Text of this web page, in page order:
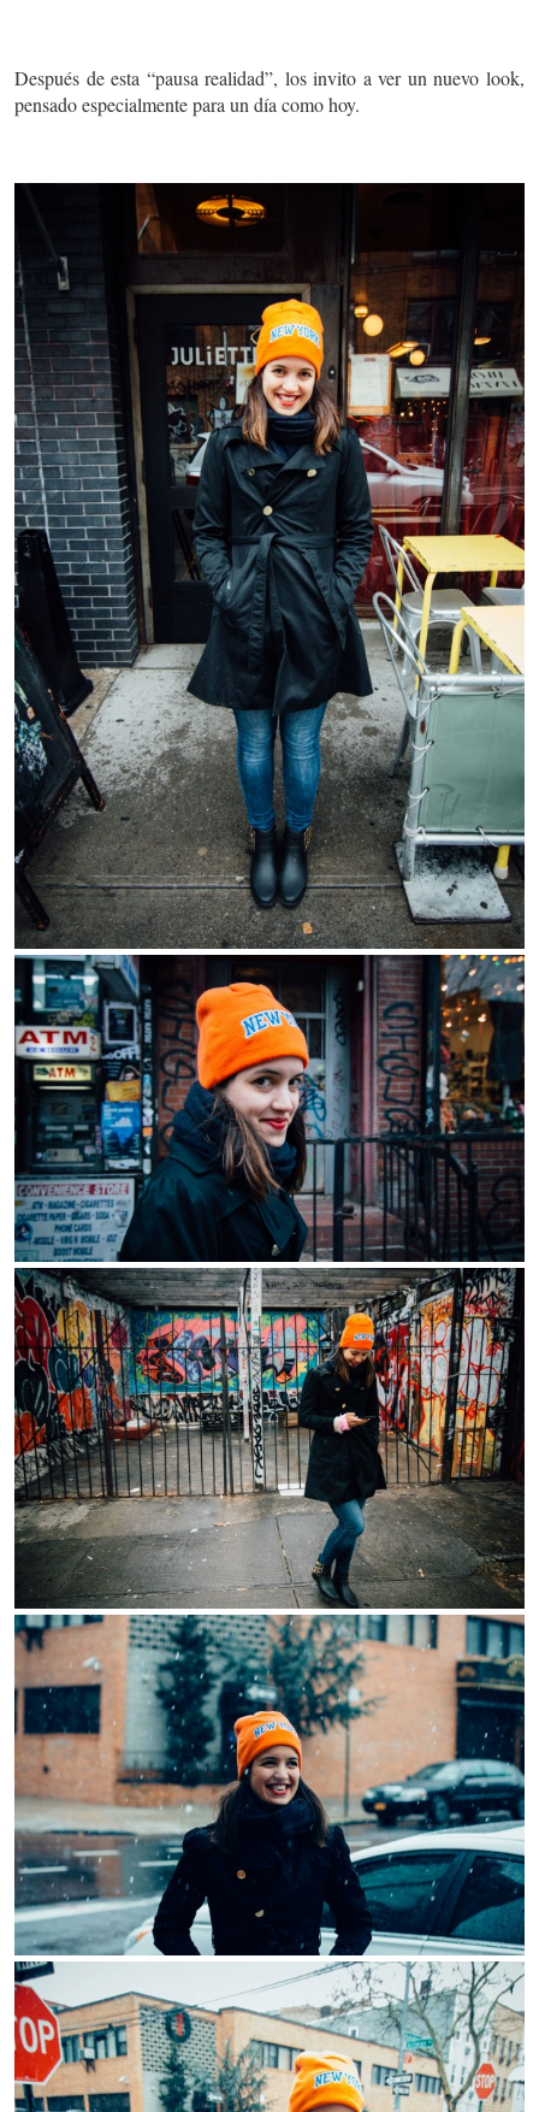
Después de esta “pausa realidad”, los invito a ver un nuevo look,
pensado especialmente para un día como hoy.